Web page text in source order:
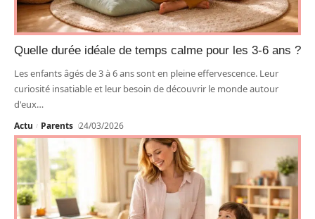
Quelle durée idéale de temps calme pour les 3-6 ans ?
Les enfants âgés de 3 à 6 ans sont en pleine effervescence. Leur
curiosité insatiable et leur besoin de découvrir le monde autour
d'eux…
Actu Parents 24/03/2026